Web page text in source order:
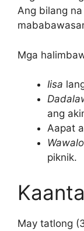
Ang bilang
Mga
Iisa
ang
Aapat
piknik.
May tatlong